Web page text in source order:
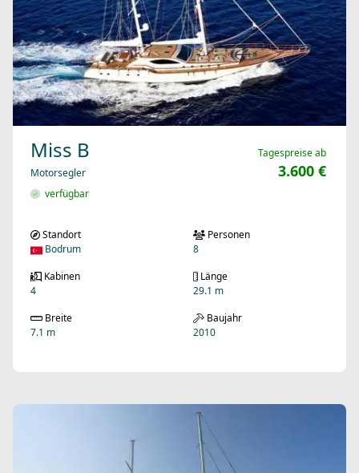
Miss B
Motorsegler
verfügbar
Tagespreise ab
3.600 €
Standort
Bodrum
Personen
8
Kabinen
4
Länge
29.1 m
Breite
7.1 m
Baujahr
2010